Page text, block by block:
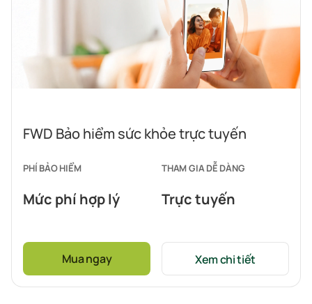
FWD Bảo hiểm sức khỏe trực tuyến
PHÍ BẢO HIỂM
Mức phí hợp lý
THAM GIA DỄ DÀNG
Trực tuyến
Mua ngay Xem chi tiết